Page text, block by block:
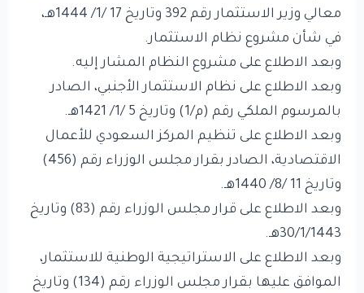
معالي وزير الاستثمار رقم 392 وتاريخ 17 /1/ 1444هـ،
في شأن مشروع نظام الاستثمار.
وبعد الاطلاع على مشروع النظام المشار إليه.
وبعد الاطلاع على نظام الاستثمار الأجنبي، الصادر
بالمرسوم الملكي رقم (م/1) وتاريخ 5 /1/ 1421هـ.
وبعد الاطلاع على تنظيم المركز السعودي للأعمال
الاقتصادية، الصادر بقرار مجلس الوزراء رقم (456)
وتاريخ 11 /8/ 1440هـ.
وبعد الاطلاع على قرار مجلس الوزراء رقم (83) وتاريخ
30/1/1443هـ.
وبعد الاطلاع على الاستراتيجية الوطنية للاستثمار،
الموافق عليها بقرار مجلس الوزراء رقم (134) وتاريخ